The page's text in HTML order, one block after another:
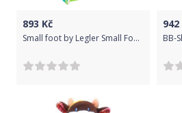
893 Kč
Small foot by Legler Small Foot Motorická kostka Králíček poškozený obal
942